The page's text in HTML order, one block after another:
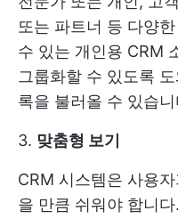
또는 파트너 등 다양
수 있는 개인용 CRM
그룹화할 수 있도록
록을 불러올 수 있습니
3. 맞춤형 보기
CRM 시스템은 사용
을 만큼 쉬워야 합니